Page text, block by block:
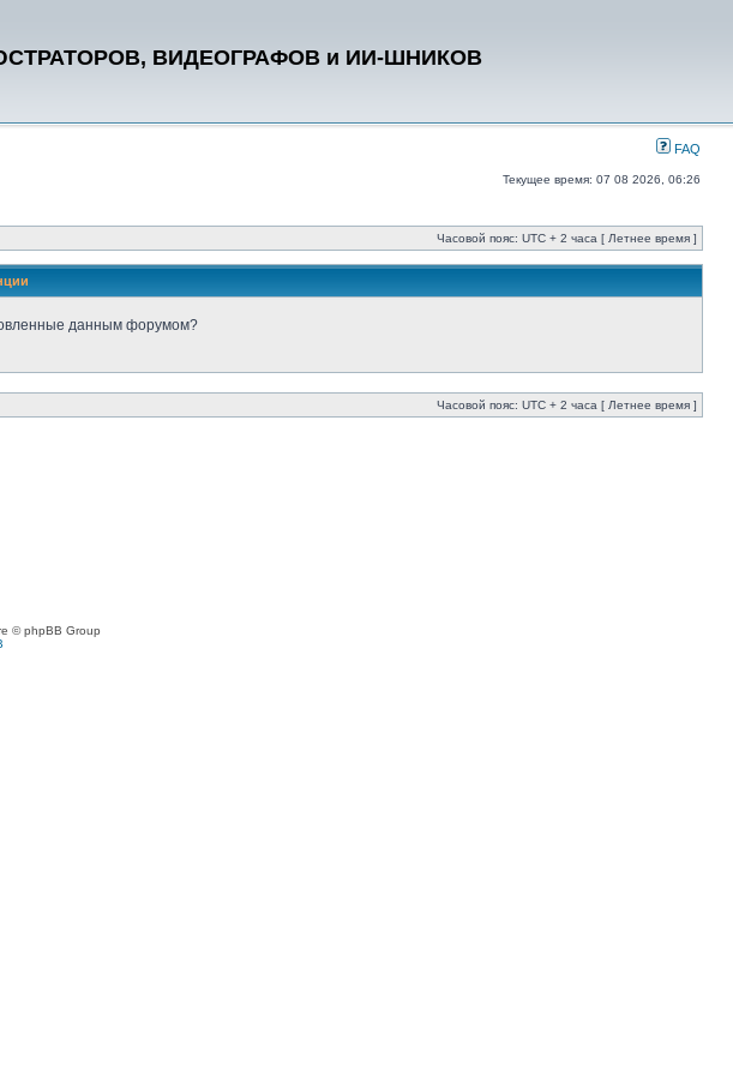
ВИДЕОГРАФОВ и ИИ-ШНИКОВ
FAQ
Текущее время: 07 08 2026, 06:26
Часовой пояс: UTC + 2 часа [ Летнее время ]
данным форумом?
Часовой пояс: UTC + 2 часа [ Летнее время ]
© phpBB Group